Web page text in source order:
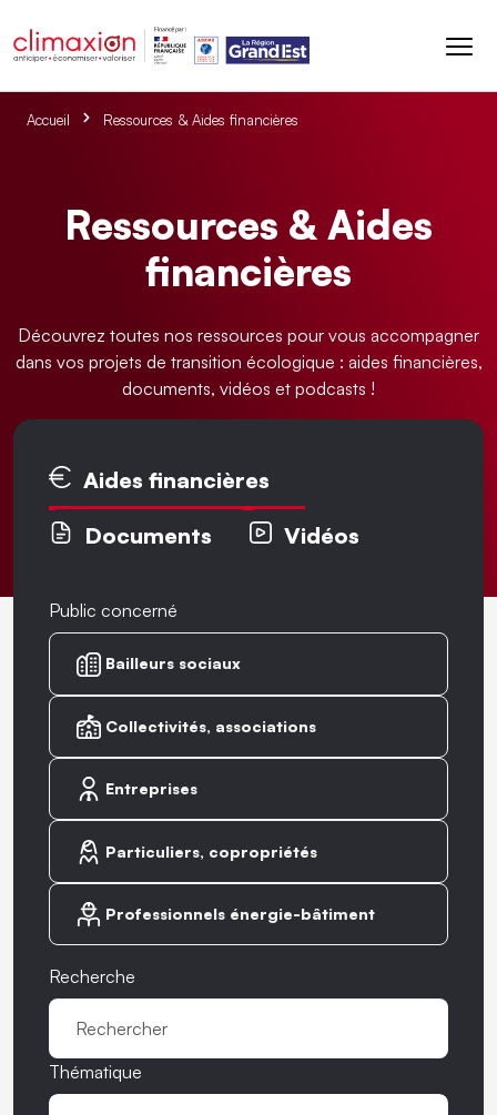
Accueil Ressources & Aides financières
Ressources & Aides
financières
Découvrez toutes nos ressources pour vous accompagner
dans vos projets de transition écologique : aides financières,
documents, vidéos et podcasts !
Onglets principaux
Aides financières
Documents
Vidéos
Public concerné
Bailleurs sociaux
Collectivités, associations
Entreprises
Particuliers, copropriétés
Professionnels énergie-bâtiment
Recherche
Thématique